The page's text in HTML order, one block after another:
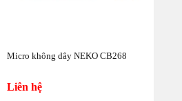
Micro không dây NEKO CB268
Liên hệ